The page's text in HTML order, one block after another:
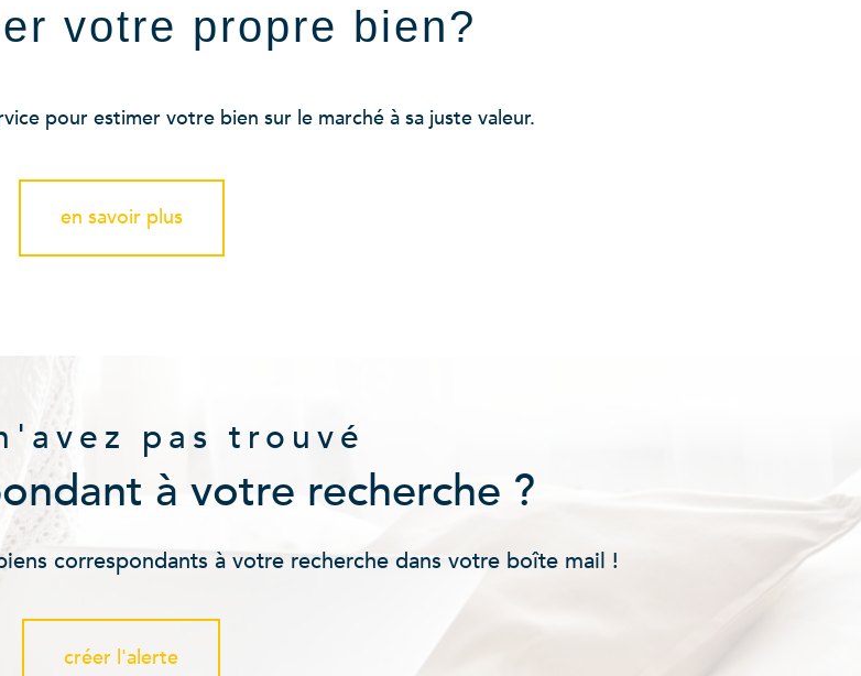
votre propre bien?
pour estimer votre bien sur le marché à sa juste valeur.
en savoir plus
pas trouvé
à votre recherche ?
correspondants à votre recherche dans votre boîte mail !
créer l'alerte